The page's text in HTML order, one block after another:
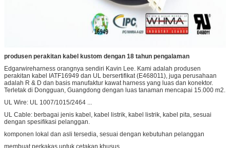
produsen perakitan kabel kustom dengan 18 tahun pengalaman
Edgarwireharness orangnya sendiri Kavin Lee. Kami adalah produsen
perakitan kabel IATF16949 dan UL bersertifikat (E468011), juga perusahaan
adalah R & D dan basis manufaktur kawat harness yang luas dan konektor.
Terletak di Dongguan, Guangdong dengan luas tanaman mencapai 15.000 m2.
UL Wire: UL 1007/1015/2464 ...
UL Cable: berbagai jenis kabel, kabel listrik, kabel listrik, kabel pita, sesuai
dengan spesifikasi pelanggan.
komponen lokal dan asli tersedia, sesuai dengan kebutuhan pelanggan
membuat perkakas untuk cetakan khusus